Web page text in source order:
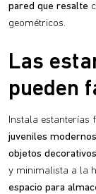
pared que resalte
geométricos.
Las
pueden
Instala estanterías
juveniles
objetos decorativos
y minimalista a la
espacio para